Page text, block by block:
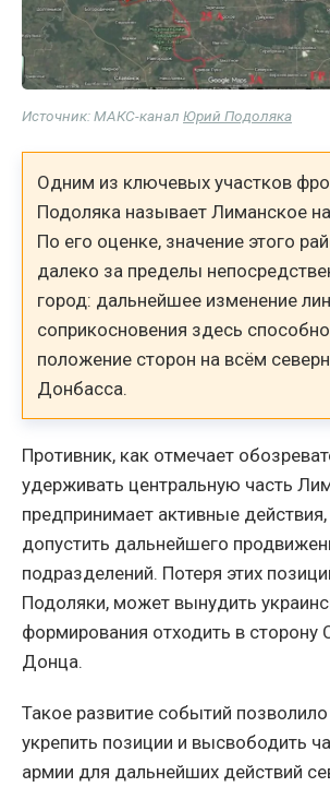
Источник: МАКС-канал Юрий Подоляка
Одним из ключевых участков
Подоляка называет Лиманское
По его оценке, значение этого
далеко за пределы
город: дальнейшее изменение
соприкосновения здесь
положение сторон на всём
Донбасса.
Противник, как отмечает
удерживать центральную часть
предпринимает активные
допустить дальнейшего
подразделений. Потеря этих
Подоляки, может вынудить
формирования отходить в сторону
Донца.
Такое развитие событий
укрепить позиции и высвободить
армии для дальнейших действий